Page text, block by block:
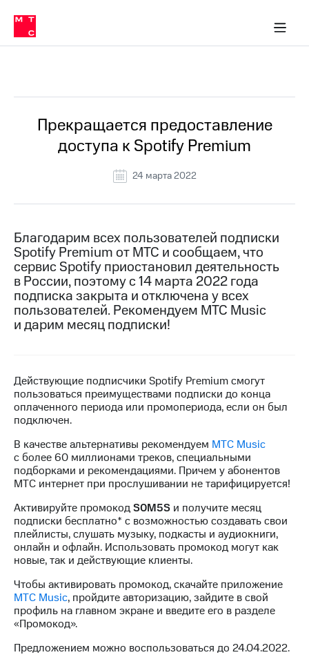
связь
Сервисы и подписки
30% на связь
кабинеты
Мобильная
и
Спутниковое
ТВ
номер
в МТС
Тарифы
Услуги
группа
Заказать
SIM-
Оформить
eSIM
SIM-
карта
для
иностранцев
Оформить
чистый
номер
Выбрать
номер
в МТС
Услуги
приложение
Мой
МТС
Акции
Скидка 30%
на связь
и МТС
Супер
дешевле
при
оплате
с карты
МТС
Деньги
Выберите
и подключите
ТВ
с выгодным
тарифом
Тарифы
Интернет,
ТВ и телефон
для дома
Прекращается предоставление
доступа к Spotify Premium
24 марта 2022
Благодарим всех пользователей подписки
Spotify Premium от МТС и сообщаем, что
сервис Spotify приостановил деятельность
в России, поэтому с 14 марта 2022 года
подписка закрыта и отключена у всех
пользователей. Рекомендуем МТС Music
и дарим месяц подписки!
Действующие подписчики Spotify Premium смогут
пользоваться преимуществами подписки до конца
оплаченного периода или промопериода, если он был
подключен.
В качестве альтернативы рекомендуем МТС Music
с более 60 миллионами треков, специальными
подборками и рекомендациями. Причем у абонентов
МТС интернет при прослушивании не тарифицируется!
Активируйте промокодS0M5S и получите месяц
подписки бесплатно* с возможностью создавать свои
плейлисты, слушать музыку, подкасты и аудиокниги,
онлайн и офлайн. Использовать промокод могут как
новые, так и действующие клиенты.
Чтобы активировать промокод, скачайте приложение
МТС Music, пройдите авторизацию, зайдите в свой
профиль на главном экране и введите его в разделе
«Промокод».
Предложением можно воспользоваться до 24.04.2022.